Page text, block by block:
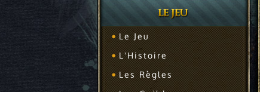
Le Jeu
L'Histoire
Les Règles